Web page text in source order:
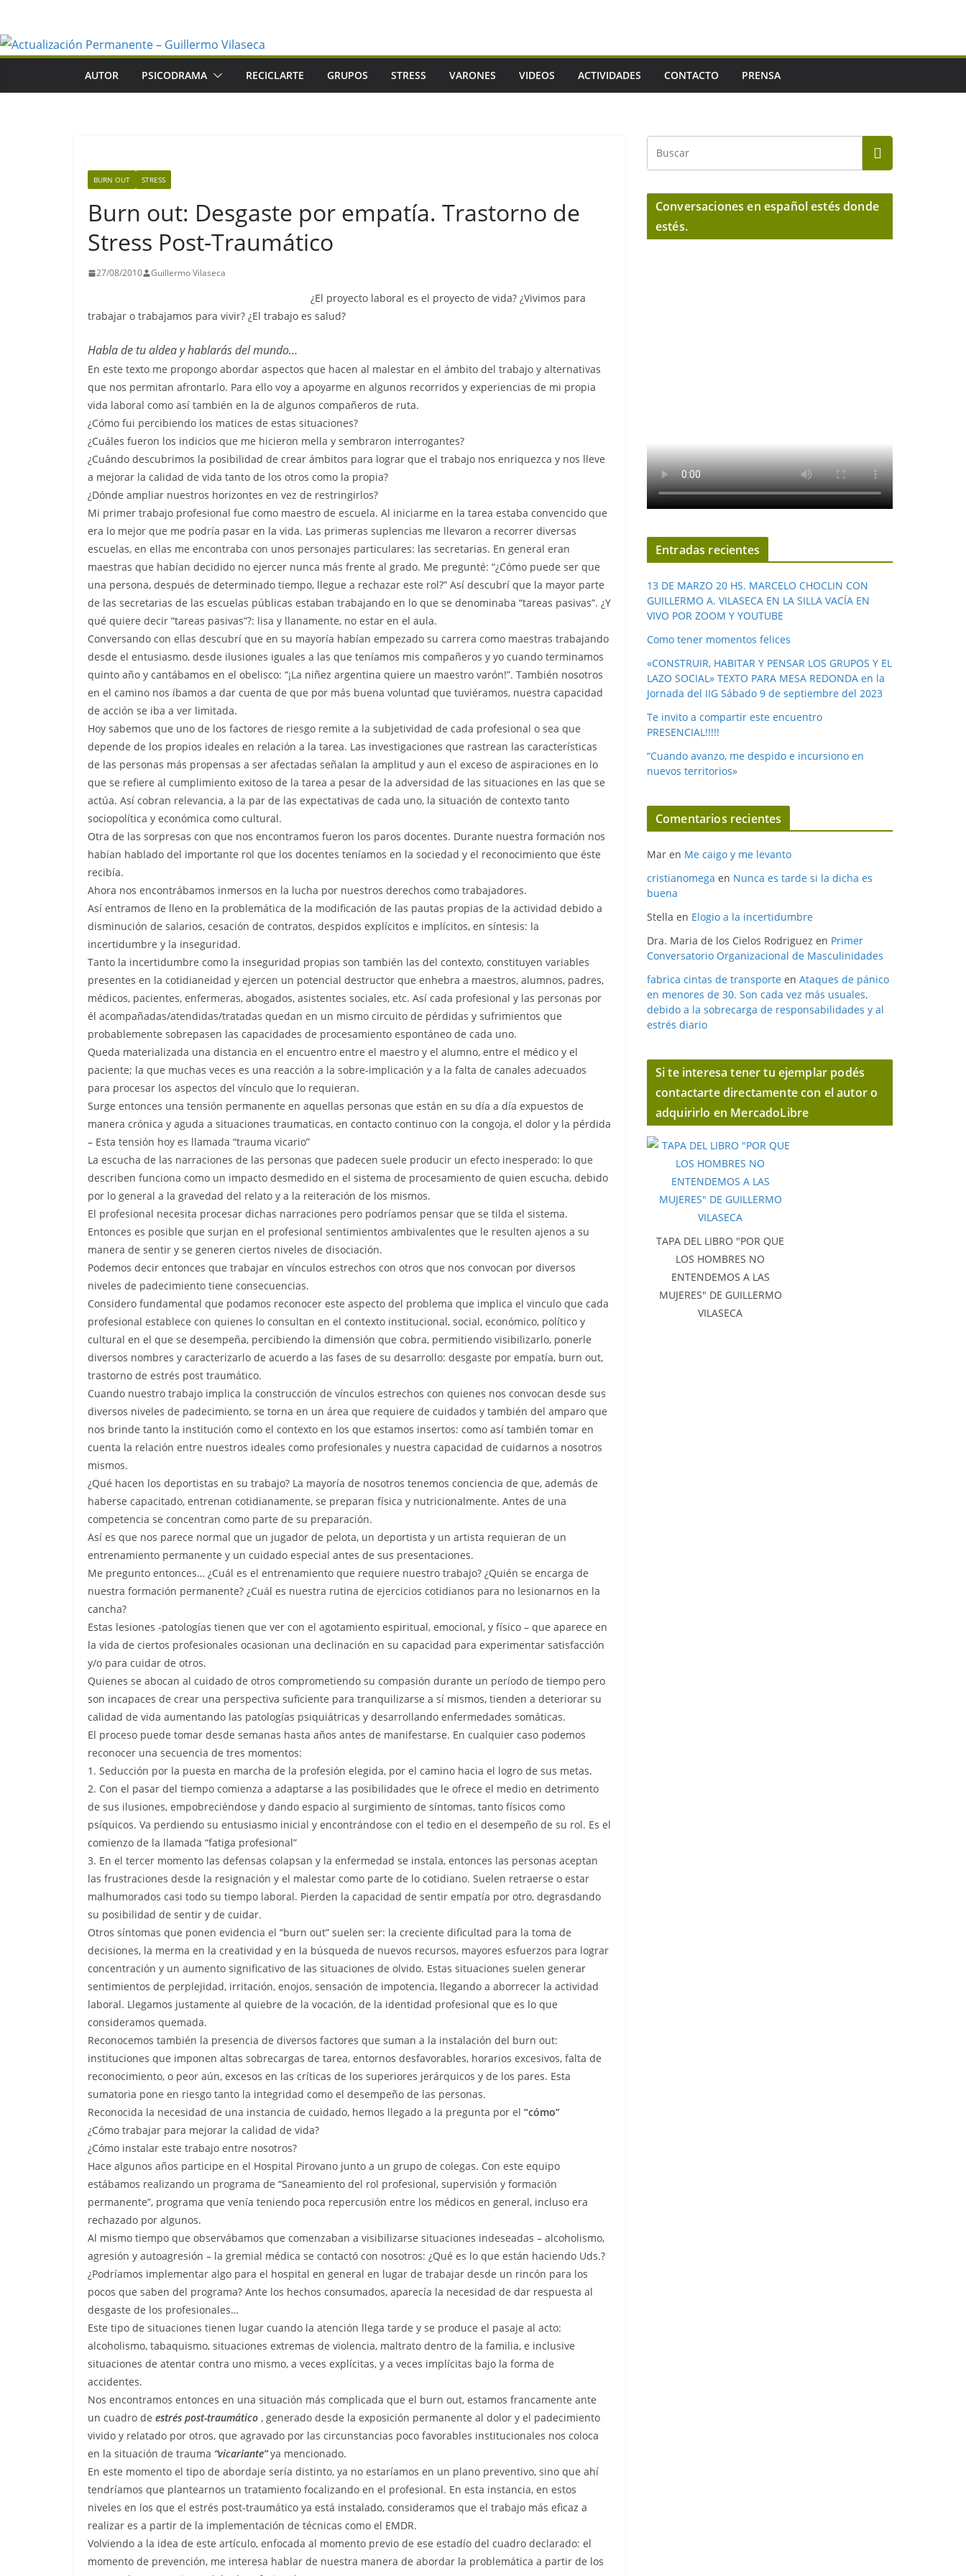
contenido
AUTOR PSICODRAMA RECICLARTE GRUPOS STRESS VARONES VIDEOS ACTIVIDADES CONTACTO PRENSA
BURN OUT STRESS
Burn out: Desgaste por empatía. Trastorno de
Stress Post-Traumático
27/08/2010 Guillermo Vilaseca
¿El proyecto laboral es el proyecto de vida? ¿Vivimos para
trabajar o trabajamos para vivir? ¿El trabajo es salud?
Habla de tu aldea y hablarás del mundo…
En este texto me propongo abordar aspectos que hacen al malestar en el ámbito del trabajo y alternativas
que nos permitan afrontarlo. Para ello voy a apoyarme en algunos recorridos y experiencias de mi propia
vida laboral como así también en la de algunos compañeros de ruta.
¿Cómo fui percibiendo los matices de estas situaciones?
¿Cuáles fueron los indicios que me hicieron mella y sembraron interrogantes?
¿Cuándo descubrimos la posibilidad de crear ámbitos para lograr que el trabajo nos enriquezca y nos lleve
a mejorar la calidad de vida tanto de los otros como la propia?
¿Dónde ampliar nuestros horizontes en vez de restringirlos?
Mi primer trabajo profesional fue como maestro de escuela. Al iniciarme en la tarea estaba convencido que
era lo mejor que me podría pasar en la vida. Las primeras suplencias me llevaron a recorrer diversas
escuelas, en ellas me encontraba con unos personajes particulares: las secretarias. En general eran
maestras que habían decidido no ejercer nunca más frente al grado. Me pregunté: “¿Cómo puede ser que
una persona, después de determinado tiempo, llegue a rechazar este rol?” Así descubrí que la mayor parte
de las secretarias de las escuelas públicas estaban trabajando en lo que se denominaba “tareas pasivas”. ¿Y
qué quiere decir “tareas pasivas”?: lisa y llanamente, no estar en el aula.
Conversando con ellas descubrí que en su mayoría habían empezado su carrera como maestras trabajando
desde el entusiasmo, desde ilusiones iguales a las que teníamos mis compañeros y yo cuando terminamos
quinto año y cantábamos en el obelisco: “¡La niñez argentina quiere un maestro varón!”. También nosotros
en el camino nos íbamos a dar cuenta de que por más buena voluntad que tuviéramos, nuestra capacidad
de acción se iba a ver limitada.
Hoy sabemos que uno de los factores de riesgo remite a la subjetividad de cada profesional o sea que
depende de los propios ideales en relación a la tarea. Las investigaciones que rastrean las características
de las personas más propensas a ser afectadas señalan la amplitud y aun el exceso de aspiraciones en lo
que se refiere al cumplimiento exitoso de la tarea a pesar de la adversidad de las situaciones en las que se
actúa. Así cobran relevancia, a la par de las expectativas de cada uno, la situación de contexto tanto
sociopolítica y económica como cultural.
Otra de las sorpresas con que nos encontramos fueron los paros docentes. Durante nuestra formación nos
habían hablado del importante rol que los docentes teníamos en la sociedad y el reconocimiento que éste
recibía.
Ahora nos encontrábamos inmersos en la lucha por nuestros derechos como trabajadores.
Así entramos de lleno en la problemática de la modificación de las pautas propias de la actividad debido a
disminución de salarios, cesación de contratos, despidos explícitos e implícitos, en síntesis: la
incertidumbre y la inseguridad.
Tanto la incertidumbre como la inseguridad propias son también las del contexto, constituyen variables
presentes en la cotidianeidad y ejercen un potencial destructor que enhebra a maestros, alumnos, padres,
médicos, pacientes, enfermeras, abogados, asistentes sociales, etc. Así cada profesional y las personas por
él acompañadas/atendidas/tratadas quedan en un mismo circuito de pérdidas y sufrimientos que
probablemente sobrepasen las capacidades de procesamiento espontáneo de cada uno.
Queda materializada una distancia en el encuentro entre el maestro y el alumno, entre el médico y el
paciente; la que muchas veces es una reacción a la sobre-implicación y a la falta de canales adecuados
para procesar los aspectos del vínculo que lo requieran.
Surge entonces una tensión permanente en aquellas personas que están en su día a día expuestos de
manera crónica y aguda a situaciones traumaticas, en contacto continuo con la congoja, el dolor y la pérdida
– Esta tensión hoy es llamada “trauma vicario”
La escucha de las narraciones de las personas que padecen suele producir un efecto inesperado: lo que
describen funciona como un impacto desmedido en el sistema de procesamiento de quien escucha, debido
por lo general a la gravedad del relato y a la reiteración de los mismos.
El profesional necesita procesar dichas narraciones pero podríamos pensar que se tilda el sistema.
Entonces es posible que surjan en el profesional sentimientos ambivalentes que le resulten ajenos a su
manera de sentir y se generen ciertos niveles de disociación.
Podemos decir entonces que trabajar en vínculos estrechos con otros que nos convocan por diversos
niveles de padecimiento tiene consecuencias.
Considero fundamental que podamos reconocer este aspecto del problema que implica el vinculo que cada
profesional establece con quienes lo consultan en el contexto institucional, social, económico, político y
cultural en el que se desempeña, percibiendo la dimensión que cobra, permitiendo visibilizarlo, ponerle
diversos nombres y caracterizarlo de acuerdo a las fases de su desarrollo: desgaste por empatía, burn out,
trastorno de estrés post traumático.
Cuando nuestro trabajo implica la construcción de vínculos estrechos con quienes nos convocan desde sus
diversos niveles de padecimiento, se torna en un área que requiere de cuidados y también del amparo que
nos brinde tanto la institución como el contexto en los que estamos insertos: como así también tomar en
cuenta la relación entre nuestros ideales como profesionales y nuestra capacidad de cuidarnos a nosotros
mismos.
¿Qué hacen los deportistas en su trabajo? La mayoría de nosotros tenemos conciencia de que, además de
haberse capacitado, entrenan cotidianamente, se preparan física y nutricionalmente. Antes de una
competencia se concentran como parte de su preparación.
Así es que nos parece normal que un jugador de pelota, un deportista y un artista requieran de un
entrenamiento permanente y un cuidado especial antes de sus presentaciones.
Me pregunto entonces… ¿Cuál es el entrenamiento que requiere nuestro trabajo? ¿Quién se encarga de
nuestra formación permanente? ¿Cuál es nuestra rutina de ejercicios cotidianos para no lesionarnos en la
cancha?
Estas lesiones -patologías tienen que ver con el agotamiento espiritual, emocional, y físico – que aparece en
la vida de ciertos profesionales ocasionan una declinación en su capacidad para experimentar satisfacción
y/o para cuidar de otros.
Quienes se abocan al cuidado de otros comprometiendo su compasión durante un período de tiempo pero
son incapaces de crear una perspectiva suficiente para tranquilizarse a sí mismos, tienden a deteriorar su
calidad de vida aumentando las patologías psiquiátricas y desarrollando enfermedades somáticas.
El proceso puede tomar desde semanas hasta años antes de manifestarse. En cualquier caso podemos
reconocer una secuencia de tres momentos:
1. Seducción por la puesta en marcha de la profesión elegida, por el camino hacia el logro de sus metas.
2. Con el pasar del tiempo comienza a adaptarse a las posibilidades que le ofrece el medio en detrimento
de sus ilusiones, empobreciéndose y dando espacio al surgimiento de síntomas, tanto físicos como
psíquicos. Va perdiendo su entusiasmo inicial y encontrándose con el tedio en el desempeño de su rol. Es el
comienzo de la llamada “fatiga profesional”
3. En el tercer momento las defensas colapsan y la enfermedad se instala, entonces las personas aceptan
las frustraciones desde la resignación y el malestar como parte de lo cotidiano. Suelen retraerse o estar
malhumorados casi todo su tiempo laboral. Pierden la capacidad de sentir empatía por otro, degrasdando
su posibilidad de sentir y de cuidar.
Otros síntomas que ponen evidencia el “burn out” suelen ser: la creciente dificultad para la toma de
decisiones, la merma en la creatividad y en la búsqueda de nuevos recursos, mayores esfuerzos para lograr
concentración y un aumento significativo de las situaciones de olvido. Estas situaciones suelen generar
sentimientos de perplejidad, irritación, enojos, sensación de impotencia, llegando a aborrecer la actividad
laboral. Llegamos justamente al quiebre de la vocación, de la identidad profesional que es lo que
consideramos quemada.
Reconocemos también la presencia de diversos factores que suman a la instalación del burn out:
instituciones que imponen altas sobrecargas de tarea, entornos desfavorables, horarios excesivos, falta de
reconocimiento, o peor aún, excesos en las críticas de los superiores jerárquicos y de los pares. Esta
sumatoria pone en riesgo tanto la integridad como el desempeño de las personas.
Reconocida la necesidad de una instancia de cuidado, hemos llegado a la pregunta por el “cómo”
¿Cómo trabajar para mejorar la calidad de vida?
¿Cómo instalar este trabajo entre nosotros?
Hace algunos años participe en el Hospital Pirovano junto a un grupo de colegas. Con este equipo
estábamos realizando un programa de “Saneamiento del rol profesional, supervisión y formación
permanente”, programa que venía teniendo poca repercusión entre los médicos en general, incluso era
rechazado por algunos.
Al mismo tiempo que observábamos que comenzaban a visibilizarse situaciones indeseadas – alcoholismo,
agresión y autoagresión – la gremial médica se contactó con nosotros: ¿Qué es lo que están haciendo Uds.?
¿Podríamos implementar algo para el hospital en general en lugar de trabajar desde un rincón para los
pocos que saben del programa? Ante los hechos consumados, aparecía la necesidad de dar respuesta al
desgaste de los profesionales…
Este tipo de situaciones tienen lugar cuando la atención llega tarde y se produce el pasaje al acto:
alcoholismo, tabaquismo, situaciones extremas de violencia, maltrato dentro de la familia, e inclusive
situaciones de atentar contra uno mismo, a veces explícitas, y a veces implícitas bajo la forma de
accidentes.
Nos encontramos entonces en una situación más complicada que el burn out, estamos francamente ante
un cuadro de estrés post-traumático , generado desde la exposición permanente al dolor y el padecimiento
vivido y relatado por otros, que agravado por las circunstancias poco favorables institucionales nos coloca
en la situación de trauma “vicariante”ya mencionado.
En este momento el tipo de abordaje sería distinto, ya no estaríamos en un plano preventivo, sino que ahí
tendríamos que plantearnos un tratamiento focalizando en el profesional. En esta instancia, en estos
niveles en los que el estrés post-traumático ya está instalado, consideramos que el trabajo más eficaz a
realizar es a partir de la implementación de técnicas como el EMDR.
Volviendo a la idea de este artículo, enfocada al momento previo de ese estadío del cuadro declarado: el
momento de prevención, me interesa hablar de nuestra manera de abordar la problemática a partir de los
Conversaciones en español estés donde
estés.
Entradas recientes
13 DE MARZO 20 HS. MARCELO CHOCLIN CON
GUILLERMO A. VILASECA EN LA SILLA VACÍA EN
VIVO POR ZOOM Y YOUTUBE
Como tener momentos felices
«CONSTRUIR, HABITAR Y PENSAR LOS GRUPOS Y EL
LAZO SOCIAL» TEXTO PARA MESA REDONDA en la
Jornada del IIG Sábado 9 de septiembre del 2023
Te invito a compartir este encuentro
PRESENCIAL!!!!!
“Cuando avanzo, me despido e incursiono en
nuevos territorios»
Comentarios recientes
Mar en Me caigo y me levanto
cristianomega en Nunca es tarde si la dicha es
buena
Stella en Elogio a la incertidumbre
Dra. Maria de los Cielos Rodriguez en Primer
Conversatorio Organizacional de Masculinidades
fabrica cintas de transporte en Ataques de pánico
en menores de 30. Son cada vez más usuales,
debido a la sobrecarga de responsabilidades y al
estrés diario
Si te interesa tener tu ejemplar podés
contactarte directamente con el autor o
adquirirlo en MercadoLibre
TAPA DEL LIBRO "POR QUE
LOS HOMBRES NO
ENTENDEMOS A LAS
MUJERES" DE GUILLERMO
VILASECA